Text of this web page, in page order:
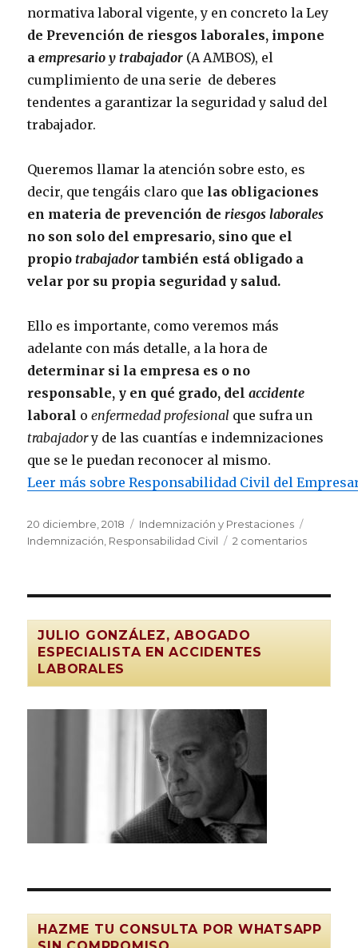
normativa laboral vigente, y en concreto la Ley
de Prevención de riesgos laborales, impone
aempresario y trabajador (A AMBOS), el
cumplimiento de una serie de deberes
tendentes a garantizar la seguridad y salud del
trabajador.
Queremos llamar la atención sobre esto, es
decir, que tengáis claro que las obligaciones
en materia de prevención deriesgos laborales
no son solo del empresario, sino que el
propiotrabajador también está obligado a
velar por su propia seguridad y salud.
Ello es importante, como veremos más
adelante con más detalle, a la hora de
determinar si la empresa es o no
responsable, y en qué grado, delaccidente
laboral oenfermedad profesional que sufra un
trabajadory de las cuantías e indemnizaciones
que se le puedan reconocer al mismo.
Leer más sobre Responsabilidad Civil del
Publicado
el
20 diciembre, 2018 Categorías
Indemnización y Prestaciones
Indemnización Responsabilidad Civil 2 comentariosen
en
Trabajo
JULIO GONZÁLEZ, ABOGADO
ESPECIALISTA EN ACCIDENTES
LABORALES
HAZME TU CONSULTA POR WHATSAPP